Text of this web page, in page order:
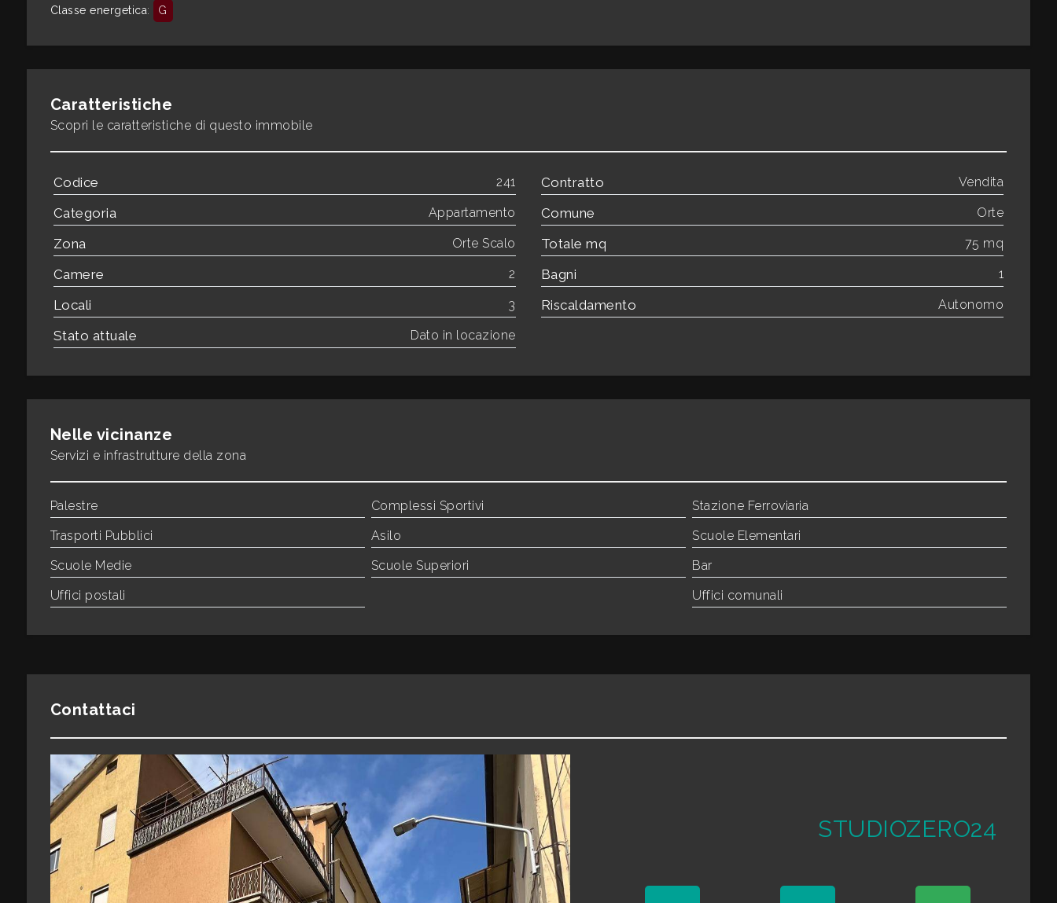
Classe energetica: G
Caratteristiche
Scopri le caratteristiche di questo immobile
Codice 241 Contratto Vendita
Categoria Appartamento Comune Orte
Zona Orte Scalo Totale mq 75 mq
Camere 2 Bagni 1
Locali 3 Riscaldamento Autonomo
Stato attuale Dato in locazione
Nelle vicinanze
Servizi e infrastrutture della zona
Palestre Complessi Sportivi
Stazione Ferroviaria
Trasporti Pubblici
Asilo
Scuole Elementari
Scuole Medie
Scuole Superiori
Bar
Uffici postali
Uffici comunali
Contattaci
STUDIOZERO24
Qualsiasi
Camere
minime
Qualsiasi